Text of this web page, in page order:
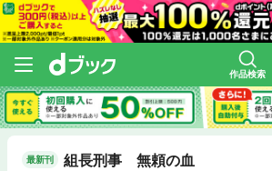
作品検索
最新刊 組長刑事 無頼の血